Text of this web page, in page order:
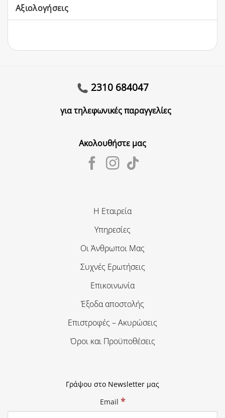
Αξιολογήσεις
2310 684047
για τηλεφωνικές παραγγελίες
Ακολουθήστε μας
Η Εταιρεία
Υπηρεσίες
Οι Άνθρωποι Μας
Συχνές Ερωτήσεις
Επικοινωνία
Έξοδα αποστολής
Επιστροφές – Ακυρώσεις
Όροι και Προϋποθέσεις
Γράψου στο Newsletter μας
Email *